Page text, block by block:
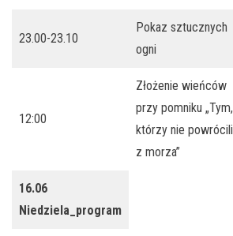
23.00-23.10
Pokaz sztucznych
ogni
12:00
Złożenie wieńców
przy pomniku „Tym,
którzy nie powrócili
z morza”
16.06
Niedziela_program